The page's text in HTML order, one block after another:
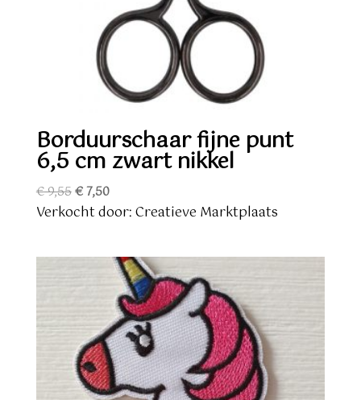
Borduurschaar fijne punt
6,5 cm zwart nikkel
€9,55Oorspronkelijke
prijs
€7,50Huidige
prijs
Verkocht door: Creatieve Marktplaats